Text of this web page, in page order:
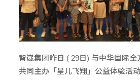
智崴集团昨日 ( 29日) 与中华国际全
共同主办「星儿飞翔」公益体验活